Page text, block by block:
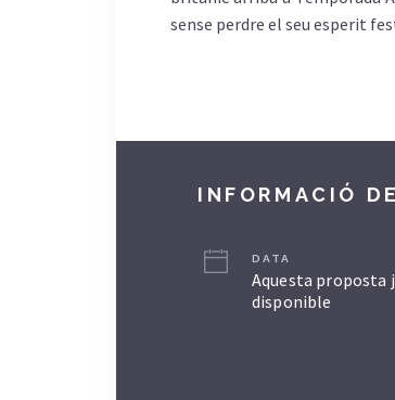
sense perdre el seu esperit
INFORMACIÓ
DATA
Aquesta proposta
disponible